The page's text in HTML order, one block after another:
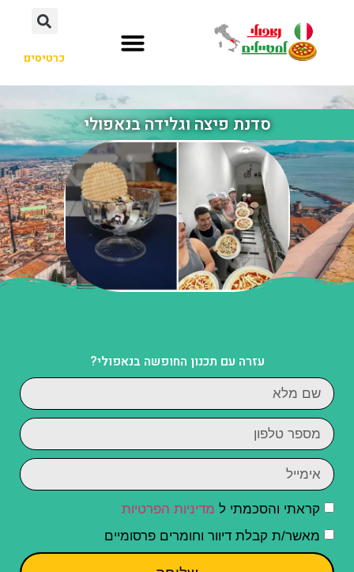
כרטיסים
סדנת פיצה וגלידה בנאפולי
עזרה עם תכנון החופשה בנאפולי?
קראתי והסכמתי ל מדיניות הפרטיות
מאשר/ת קבלת דיוור וחומרים פרסומיים